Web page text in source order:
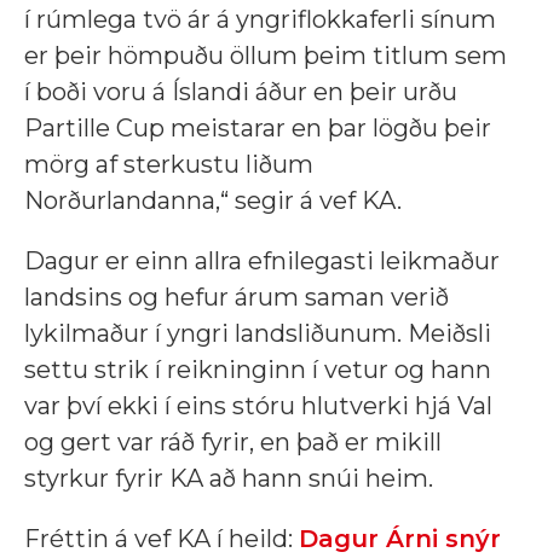
í rúmlega tvö ár á yngriflokkaferli sínum
er þeir hömpuðu öllum þeim titlum sem
í boði voru á Íslandi áður en þeir urðu
Partille Cup meistarar en þar lögðu þeir
mörg af sterkustu liðum
Norðurlandanna,“ segir á vef KA.
Dagur er einn allra efnilegasti leikmaður
landsins og hefur árum saman verið
lykilmaður í yngri landsliðunum. Meiðsli
settu strik í reikninginn í vetur og hann
var því ekki í eins stóru hlutverki hjá Val
og gert var ráð fyrir, en það er mikill
styrkur fyrir KA að hann snúi heim.
Fréttin á vef KA í heild: Dagur Árni snýr